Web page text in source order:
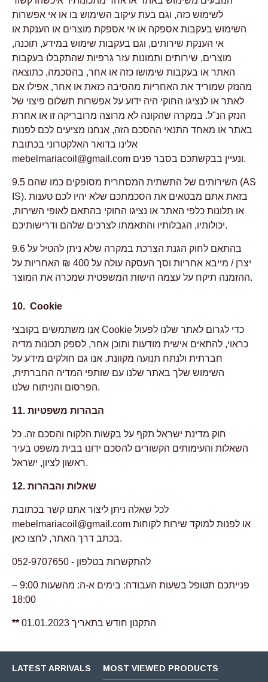
לשימוש כזה, וגם בעת עיקוב השימוש בו או אי אפשרות
השימוש בעקבות אספקה או אי אספקת מוצרים או הענקת או
אי הענקת שירותים, וגם בעקבות שימוש במידע, תוכנה,
מוצרים, שירותים ותמונות עזר גרפיות שהתקבלו בעקבות
האתר או בעקבות שימושו כזה או אחר, בהסכמה, כתוצאה
מהנזק שמוריד את האחריות מהסיבה כזאת או אחר, אפילו אם
לאתר או לנציגו החוקי היה ידוע על אפשרות תשלום פיצוי של
הנזק הנ"ל. במקרה שהקונה לא מרוצה מרובריקה זו או אחרת
באתר או מאחד התנאי ההסכם הזה, אנחנו מציעים לכם לפנות
אלינו בדואר האלקטרוני בכתובת
mebelmariacoil@gmail.com
ונעיין בבקשתכם בסבר פנים.
9.5 השירותים של התשתית המסחרית מסופקים כמו שהם (AS
IS). בזאת אתם מבטאים את הסכמתכם שלא יהיו לכם טענות
או תלונות כלפי האתר או נציגו החוקי בהתאם לאופי השירות,
יכולותיו, הגבלותיו והתאמתו לצרכים שלהם ודרישותיכם.
9.6 בהתאם לחוק הגנת הצרכת במקרה שלא ניתן להטיל על
יצרן / מייבא אחריות וסך העסקה עולה על 400 ₪ האחריות על
ההזמנה תיקח על עצמה הישות המשפטית שמכרה את המוצר.
10. Cookie
אנו משתמשים בקובצי Cookie כדי לגרום לאתר שלנו לפעול
כראוי, להתאים אישית מודעות ותוכן אחר, לספק תכונות מדיה
חברתית ולנתח תנועה מקוונת. אנו גם חולקים מידע על
השימוש שלך באתר שלנו עם שותפי המדיה החברתית,
הפרסום והניתוח שלנו.
11. הבהרות משפטיות
חוק מדינת ישראל תקף על בקשות הלקוח והסכם זה. כל
השאלות והעימותים הקשורים להסכם ידונו בבית משפט בעיר
ראשון לציון, ישראל.
12. שאלות והבהרות
לכל שאלה ניתן ליצור אתנו קשר בכתובת
mebelmariacoil@gmail.com
בכתב דרך האתר, לחצו כאן.
להתקשרות בטלפון - 052-9707650
פנייתכם תטופל בשעות העבודה: בימים א-ה: מהשעות 9:00 –
18:00
** התקנון חודש בתאריך 01.01.2023
LATEST ARRIVALS MOST VIEWED PRODUCTS